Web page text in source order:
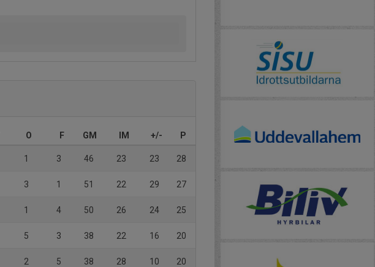
O F GM IM +/- P
1 3 46 23 23 28
3 1 51 22 29 27
1 4 50 26 24 25
5 3 38 22 16 20
2 5 38 28 10 20